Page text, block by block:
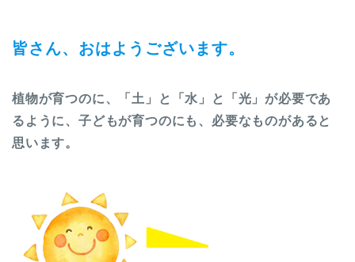
皆さん、おはようございます。
植物が育つのに、「土」と「水」と「光」が必要であ
るように、子どもが育つのにも、必要なものがあると
思います。